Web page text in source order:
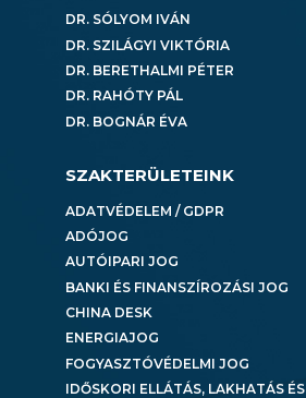
DR. SÓLYOM IVÁN
DR. SZILÁGYI VIKTÓRIA
DR. BERETHALMI PÉTER
DR. RAHÓTY PÁL
DR. BOGNÁR ÉVA
SZAKTERÜLETEINK
ADATVÉDELEM / GDPR
ADÓJOG
AUTÓIPARI JOG
BANKI ÉS FINANSZÍROZÁSI JOG
CHINA DESK
ENERGIAJOG
FOGYASZTÓVÉDELMI JOG
IDŐSKORI ELLÁTÁS, LAKHATÁS ÉS